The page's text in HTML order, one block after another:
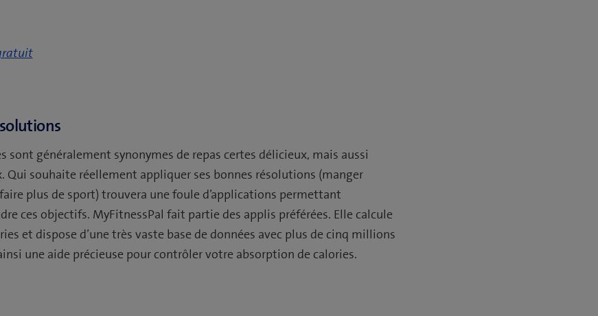
sont généralement synonymes de repas certes délicieux, mais aussi
Qui souhaite réellement appliquer ses bonnes résolutions (manger
plus de sport) trouvera une foule d’applications permettant
ces objectifs. MyFitnessPal fait partie des applis préférées. Elle calcule
et dispose d’une très vaste base de données avec plus de cinq millions
une aide précieuse pour contrôler votre absorption de calories.